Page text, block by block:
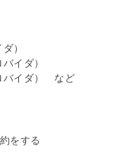
）
イダ）
バイダ） など
をする